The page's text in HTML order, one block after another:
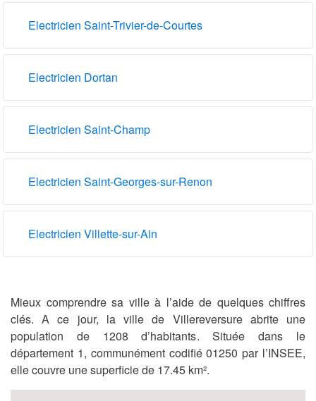
Electricien Saint-Trivier-de-Courtes
Electricien Dortan
Electricien Saint-Champ
Electricien Saint-Georges-sur-Renon
Electricien Villette-sur-Ain
Mieux comprendre sa ville à l’aide de quelques chiffres
clés. A ce jour, la ville de Villereversure abrite une
population de 1208 d’habitants. Située dans le
département 1, communément codifié 01250 par l’INSEE,
elle couvre une superficie de 17.45 km².